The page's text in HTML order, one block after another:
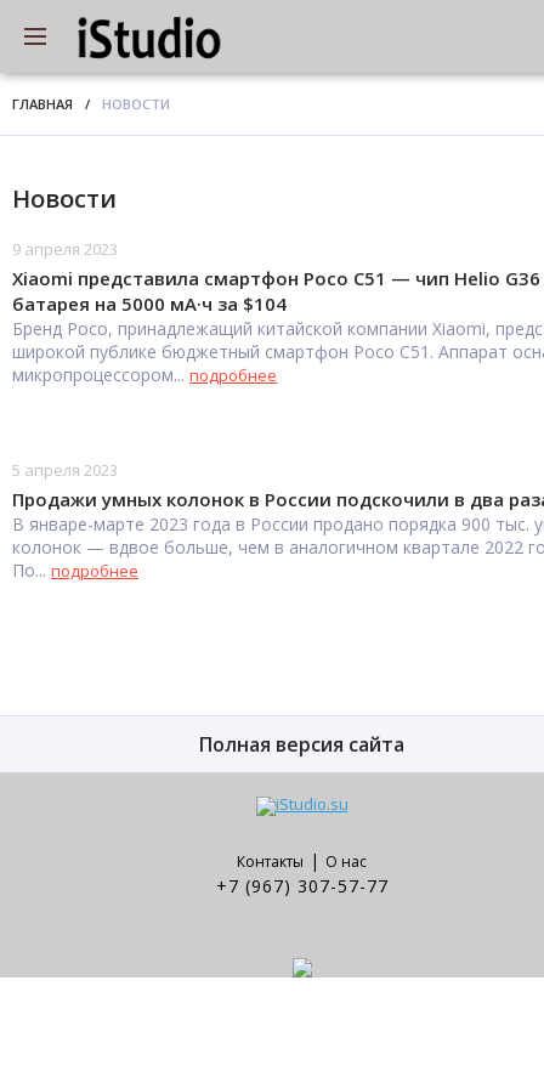
ГЛАВНАЯ / НОВОСТИ
Новости
9 апреля 2023
Xiaomi представила смартфон Poco C51 — чип Helio
батарея на 5000 мА·ч за $104
Бренд Poco, принадлежащий китайской компании Xiaomi,
широкой публике бюджетный смартфон Poco C51. Аппарат
микропроцессором... подробнее
5 апреля 2023
Продажи умных колонок в России подскочили в два
В январе-марте 2023 года в России продано порядка 900 тыс.
колонок — вдвое больше, чем в аналогичном квартале 2022
По... подробнее
Полная версия сайта
Контакты | О нас
+7 (967) 307-57-77